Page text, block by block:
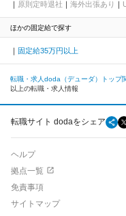
原則定時退社
海外出張あり
ほかの固定給で探す
固定給35万円以上
転職・求人doda（デューダ）トップ
以上の転職・求人情報
転職サイト dodaをシェア
ヘルプ
拠点一覧
免責事項
サイトマップ